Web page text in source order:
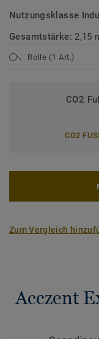
Nutzungsklasse
Gesamtstärke: 2,15
Rolle (1 Art.)
CO2
CO2
Zum Vergleich
Acczent